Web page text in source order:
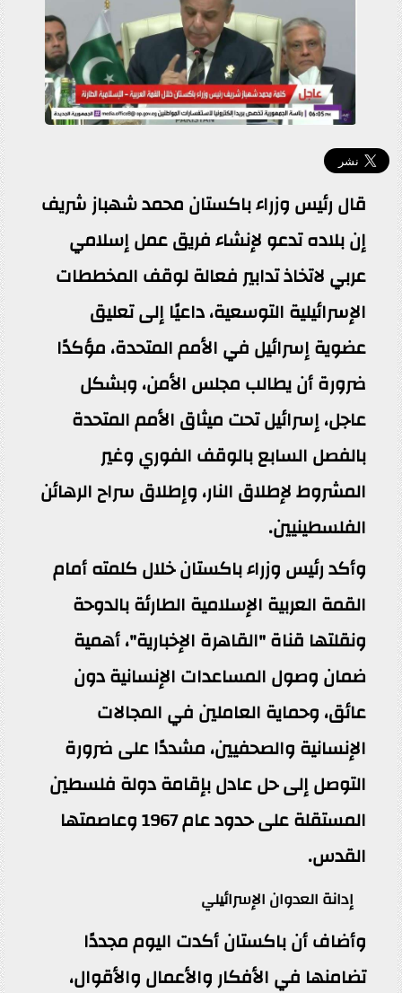
قال رئيس وزراء باكستان محمد شهباز شريف
إن بلاده تدعو لإنشاء فريق عمل إسلامي
عربي لاتخاذ تدابير فعالة لوقف المخططات
الإسرائيلية التوسعية، داعيًا إلى تعليق
عضوية إسرائيل في الأمم المتحدة، مؤكدًا
ضرورة أن يطالب مجلس الأمن، وبشكل
عاجل، إسرائيل تحت ميثاق الأمم المتحدة
بالفصل السابع بالوقف الفوري وغير
المشروط لإطلاق النار، وإطلاق سراح الرهائن
الفلسطينيين.
وأكد رئيس وزراء باكستان خلال كلمته أمام
القمة العربية الإسلامية الطارئة بالدوحة
ونقلتها قناة "القاهرة الإخبارية"، أهمية
ضمان وصول المساعدات الإنسانية دون
عائق، وحماية العاملين في المجالات
الإنسانية والصحفيين، مشددًا على ضرورة
التوصل إلى حل عادل بإقامة دولة فلسطين
المستقلة على حدود عام 1967 وعاصمتها
القدس.
إدانة العدوان الإسرائيلي
وأضاف أن باكستان أكدت اليوم مجددًا
تضامنها في الأفكار والأعمال والأقوال،